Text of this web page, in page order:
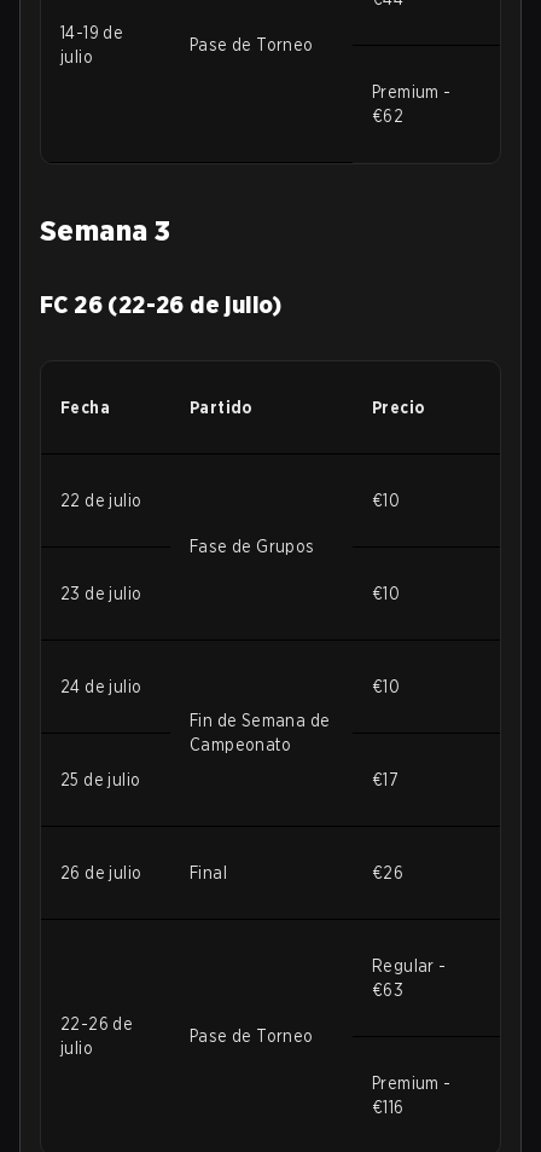
14-19 de
julio
Pase de Torneo
Premium -
€62
Semana 3
FC 26 (22-26 de julio)
Fecha Partido Precio
22 de julio
Fase de Grupos
€10
23 de julio €10
24 de julio
Fin de Semana de
Campeonato
€10
25 de julio €17
26 de julio Final €26
22-26 de
julio
Pase de Torneo
Regular -
€63
Premium -
€116